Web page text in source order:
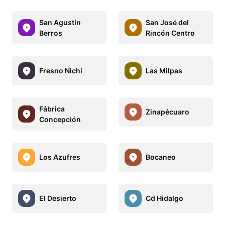
San Agustín
Berros
San José del
Rincón Centro
Fresno Nichi Las Milpas
Fábrica
Concepción
Zinapécuaro
Los Azufres Bocaneo
El Desierto Cd Hidalgo